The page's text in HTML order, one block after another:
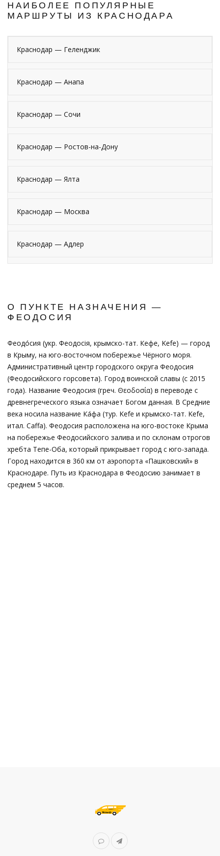
НАИБОЛЕЕ ПОПУЛЯРНЫЕ
МАРШРУТЫ ИЗ КРАСНОДАРА
Краснодар — Геленджик
Краснодар — Анапа
Краснодар — Сочи
Краснодар — Ростов-на-Дону
Краснодар — Ялта
Краснодар — Москва
Краснодар — Адлер
О ПУНКТЕ НАЗНАЧЕНИЯ —
ФЕОДОСИЯ
Феодо́сия (укр. Феодосія, крымско-тат. Кефе, Kefe) — город
в Крыму, на юго-восточном побережье Чёрного моря.
Административный центр городского округа Феодосия
(Феодосийского горсовета). Город воинской славы (с 2015
года). Название Феодосия (греч. Θεοδοσία) в переводе с
древнегреческого языка означает Богом данная. В Средние
века носила название Ка́фа (тур. Kefe и крымско-тат. Kefe,
итал. Caffa). Феодосия расположена на юго-востоке Крыма
на побережье Феодосийского залива и по склонам отрогов
хребта Тепе-Оба, который прикрывает город с юго-запада.
Город находится в 360 км от аэропорта «Пашковский» в
Краснодаре. Путь из Краснодара в Феодосию занимает в
среднем 5 часов.